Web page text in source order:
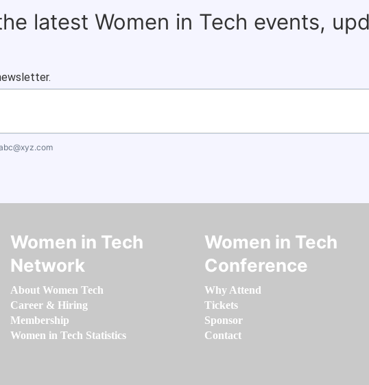
latest Women in Tech events,
Women in Tech
Network
About Women Tech
Career & Hiring
Membership
Women in Tech Statistics
Women in Tech
Conference
Why Attend
Tickets
Sponsor
Contact